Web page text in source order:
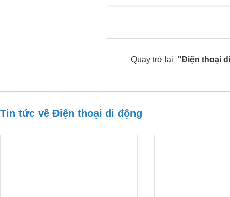
Quay trở lại "Điện thoại
Tin tức về Điện thoại di động